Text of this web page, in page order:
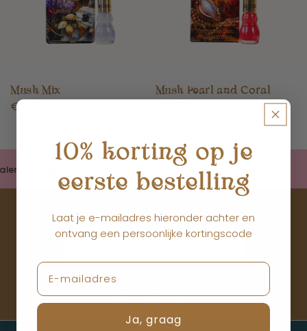
Musk Mix
Normale
€12,50
Musk Pearl and Coral
met Achteraf betalen met
E‑mail
FacebookInstagram
TikTok
10% korting op je
eerste bestelling
Laat je e-mailadres hieronder achter en
ontvang een persoonlijke kortingscode
Ja, graag